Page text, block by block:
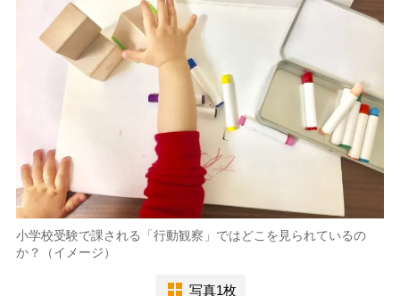
小学校受験で課される「行動観察」ではどこを見られているの
か？（イメージ）
写真1枚